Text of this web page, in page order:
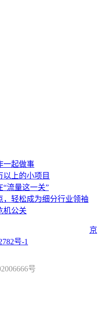
一起做事
以上的小项目
“流量这一关”
，轻松成为细分行业领袖
机公关
京
号-1
号